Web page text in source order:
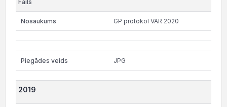
GP protokol VAR 2020
JPG
2019